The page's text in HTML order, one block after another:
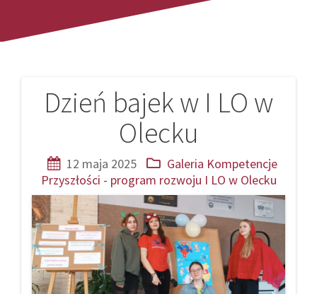
Dzień bajek w I LO w
Olecku
12 maja 2025 Galeria Kompetencje
Przyszłości - program rozwoju I LO w Olecku
Nawigacja